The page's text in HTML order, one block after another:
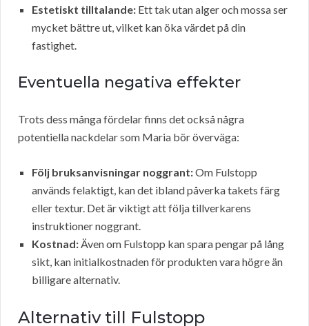
Estetiskt tilltalande: Ett tak utan alger och mossa ser
mycket bättre ut, vilket kan öka värdet på din
fastighet.
Eventuella negativa effekter
Trots dess många fördelar finns det också några
potentiella nackdelar som Maria bör överväga:
Följ bruksanvisningar noggrant:Om Fulstopp
används felaktigt, kan det ibland påverka takets färg
eller textur. Det är viktigt att följa tillverkarens
instruktioner noggrant.
Kostnad:Även om Fulstopp kan spara pengar på lång
sikt, kan initialkostnaden för produkten vara högre än
billigare alternativ.
Alternativ till Fulstopp